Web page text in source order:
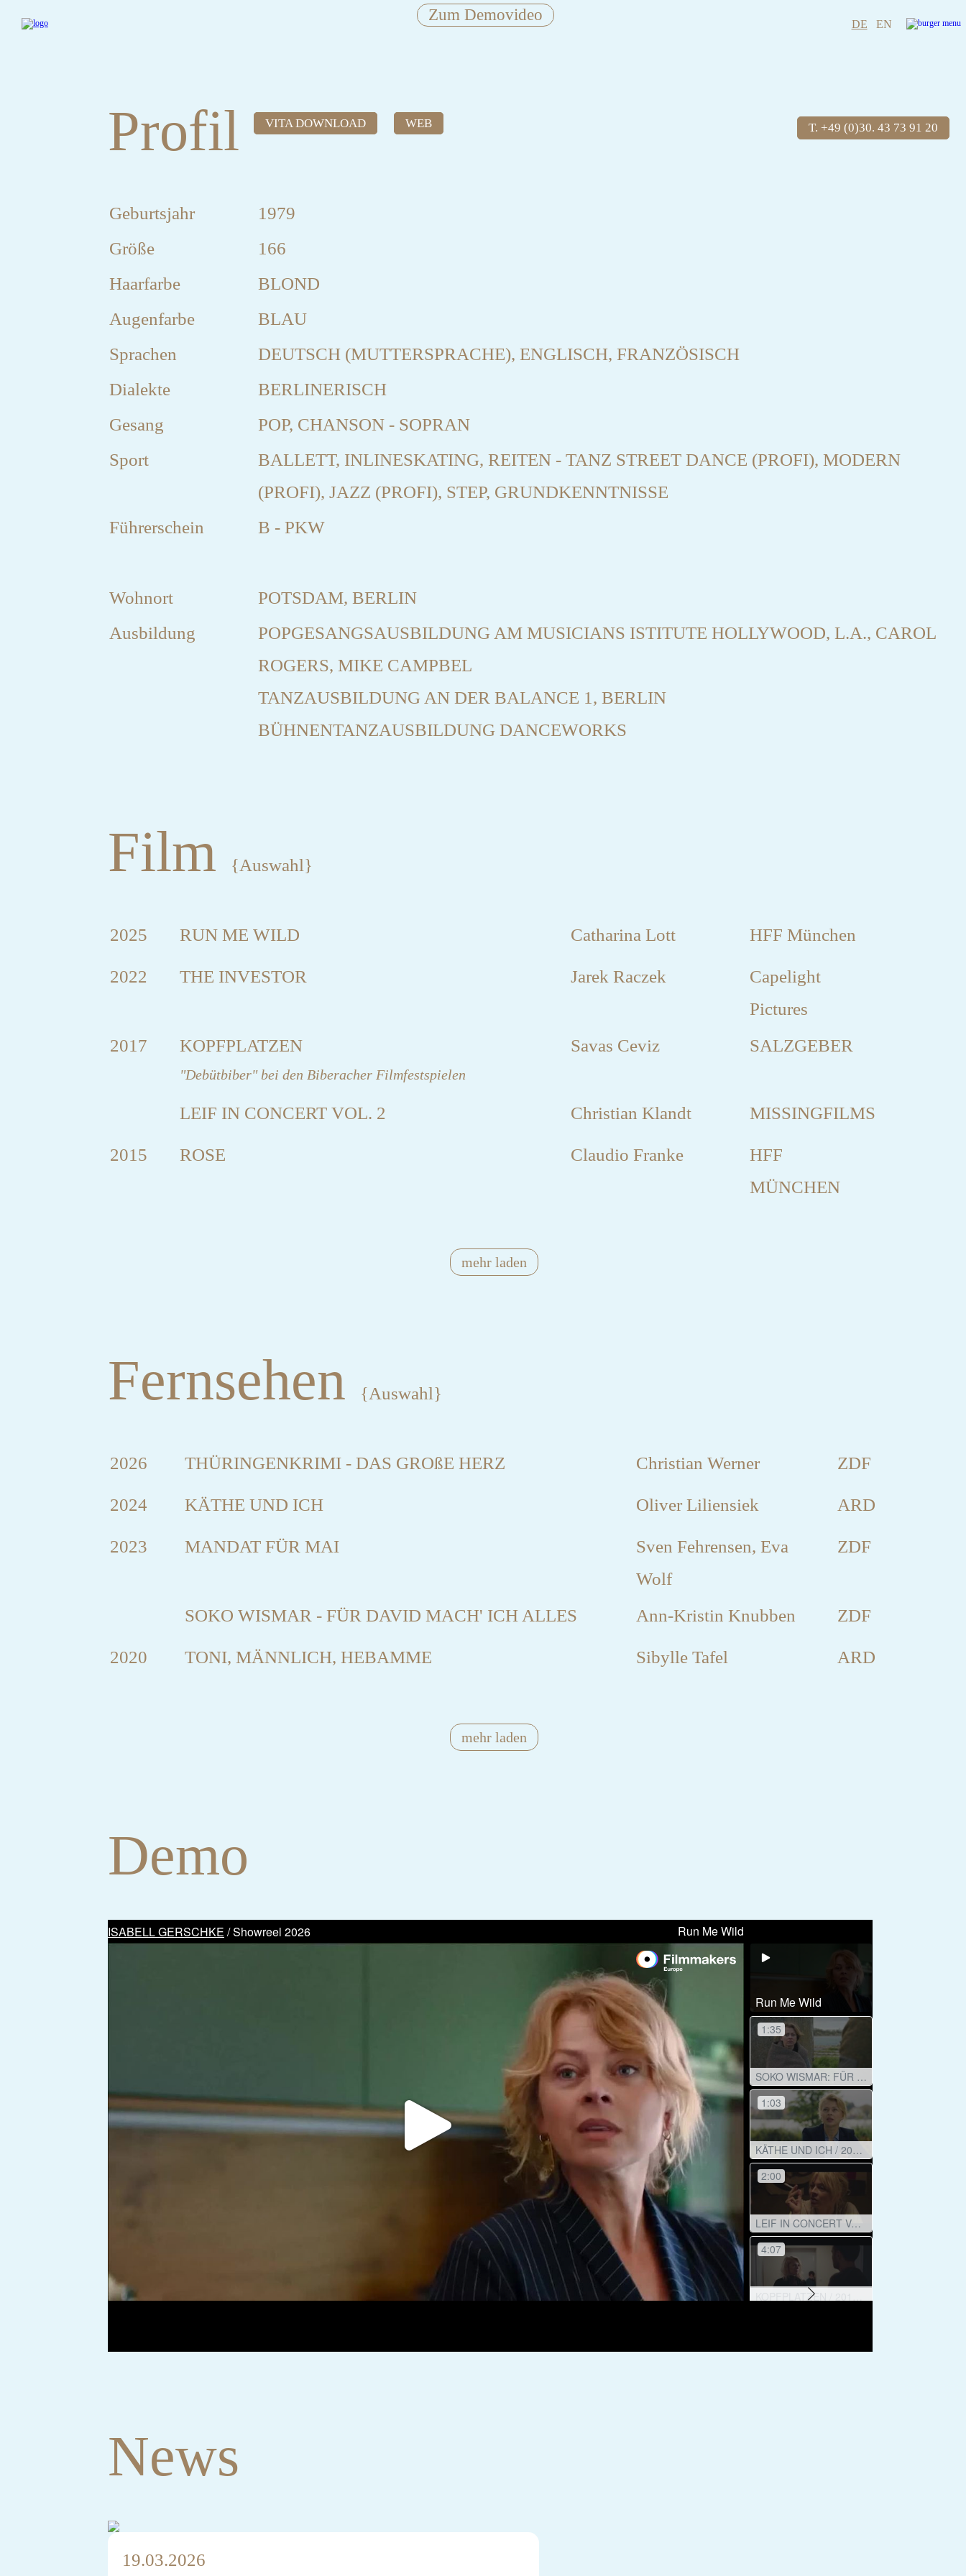
DE EN
Zum Demovideo
Profil VITA DOWNLOAD WEB T. +49 (0)30. 43 73 91 20
Geburtsjahr
1979
Größe
166
Haarfarbe
BLOND
Augenfarbe
BLAU
Sprachen
DEUTSCH (MUTTERSPRACHE), ENGLISCH, FRANZÖSISCH
Dialekte
BERLINERISCH
Gesang
POP, CHANSON - SOPRAN
Sport
BALLETT, INLINESKATING, REITEN - TANZ STREET DANCE (PROFI), MODERN
(PROFI), JAZZ (PROFI), STEP, GRUNDKENNTNISSE
Führerschein
B - PKW
Wohnort
POTSDAM, BERLIN
Ausbildung
POPGESANGSAUSBILDUNG AM MUSICIANS ISTITUTE HOLLYWOOD, L.A., CAROL
ROGERS, MIKE CAMPBEL
TANZAUSBILDUNG AN DER BALANCE 1, BERLIN
BÜHNENTANZAUSBILDUNG DANCEWORKS
Film {Auswahl}
2025 RUN ME WILD Catharina Lott HFF München
2022 THE INVESTOR Jarek Raczek
Capelight
Pictures
2017
KOPFPLATZEN
"Debütbiber" bei den Biberacher Filmfestspielen
Savas Ceviz SALZGEBER
LEIF IN CONCERT VOL. 2 Christian Klandt MISSINGFILMS
2015 ROSE Claudio Franke
HFF
MÜNCHEN
mehr laden
Fernsehen {Auswahl}
2026 THÜRINGENKRIMI - DAS GROßE HERZ Christian Werner ZDF
2024 KÄTHE UND ICH Oliver Liliensiek ARD
2023 MANDAT FÜR MAI
Sven Fehrensen, Eva
Wolf
ZDF
SOKO WISMAR - FÜR DAVID MACH' ICH ALLES Ann-Kristin Knubben ZDF
2020 TONI, MÄNNLICH, HEBAMME Sibylle Tafel ARD
mehr laden
Demo
News
19.03.2026